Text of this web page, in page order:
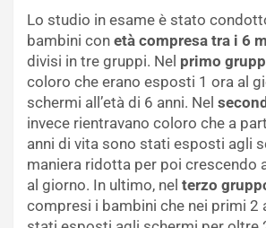
Lo studio in esame è stato
bambini con età compresa tra i 6
divisi in tre gruppi. Nel primo
coloro che erano esposti 1 ora al
schermi all’età di 6 anni. Nel
invece rientravano coloro che a
anni di vita sono stati esposti agli
maniera ridotta per poi crescendo
al giorno. In ultimo, nel terzo
compresi i bambini che nei primi 2